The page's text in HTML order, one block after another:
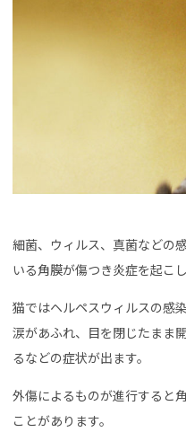
細菌、ウィルス、真菌などの
いる角膜が傷つき炎症を起こし
猫ではヘルペスウィルスの感
涙があふれ、目を閉じたまま
るなどの症状が出ます。
外傷によるものが進行すると
ことがあります。